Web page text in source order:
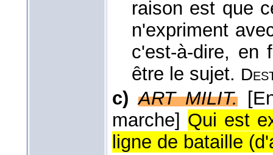
raison est que
n'expriment
c'est-à-dire, en
être le sujet.
c) ART MILIT.
marche] Qui est
ligne de bataille (